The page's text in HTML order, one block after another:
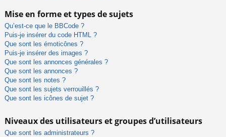
Mise en forme et types de sujets
Qu’est-ce que le BBCode ?
Puis-je insérer du code HTML ?
Que sont les émoticônes ?
Puis-je insérer des images ?
Que sont les annonces générales ?
Que sont les annonces ?
Que sont les notes ?
Que sont les sujets verrouillés ?
Que sont les icônes de sujet ?
Niveaux des utilisateurs et groupes d’utilisateurs
Que sont les administrateurs ?